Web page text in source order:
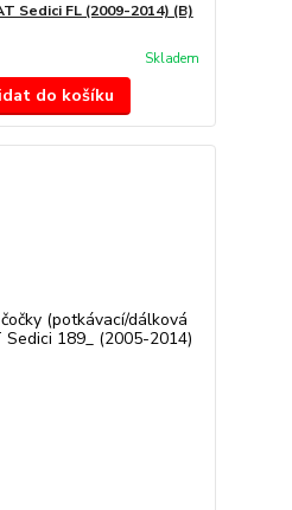
Sedici FL (2009-2014) (B)
Skladem
do košíku